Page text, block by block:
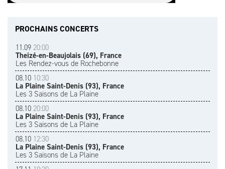
PROCHAINS CONCERTS
11.09 20:00
Theizé-en-Beaujolais (69), France
Les Rendez-vous de Rochebonne
08.10 10:30
La Plaine Saint-Denis (93), France
Les 3 Saisons de La Plaine
08.10 20:00
La Plaine Saint-Denis (93), France
Les 3 Saisons de La Plaine
08.10 12:30
La Plaine Saint-Denis (93), France
Les 3 Saisons de La Plaine